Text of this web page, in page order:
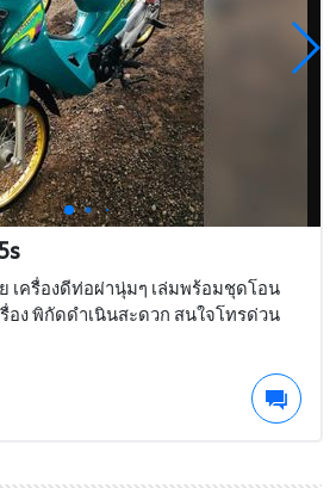
ย เครื่องดีท่อผ่านุ่มๆ เล่มพร้อมชุดโอน
อง พิกัดดำเนินสะดวก สนใจโทรด่วน